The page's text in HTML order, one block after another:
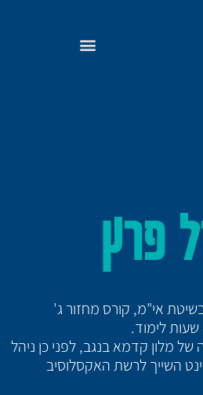
פרץ
אי"מ, קורס מחזור ג'
מלון קדמא בנגב, לפני כן ניהל
השייך לרשת האקסלוסיב